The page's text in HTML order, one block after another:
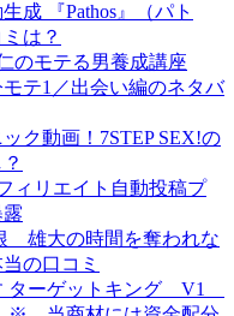
成 『Pathos』（パト
は？
のモテる男養成講座
テ1／出会い編のネタバ
ク動画！7STEP SEX!の
ィリエイト自動投稿プ
雄大の時間を奪われな
の口コミ
ターゲットキング V1